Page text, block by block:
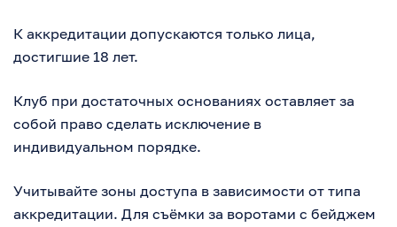
К аккредитации допускаются только лица,
достигшие 18 лет.
Клуб при достаточных основаниях оставляет за
собой право сделать исключение в
индивидуальном порядке.
Учитывайте зоны доступа в зависимости от типа
аккредитации. Для съёмки за воротами с бейджем